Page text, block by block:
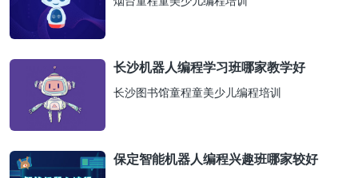
长沙机器人编程学习班哪家教学好
长沙图书馆童程童美少儿编程培训
保定智能机器人编程兴趣班哪家较好